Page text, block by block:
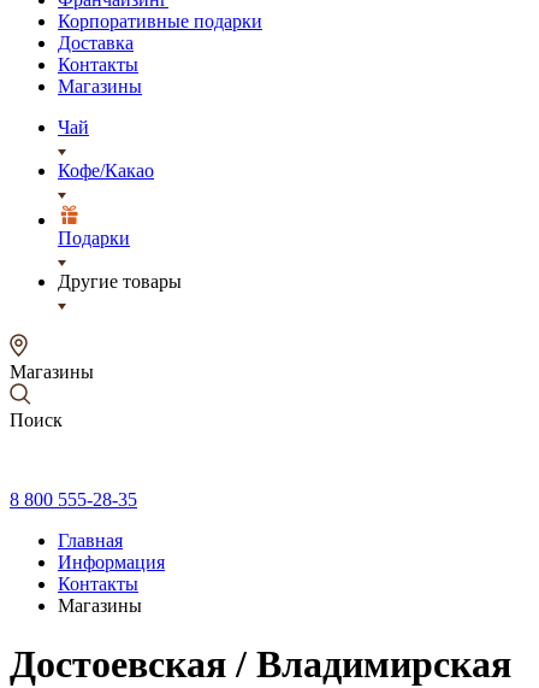
Корпоративные подарки
Доставка
Контакты
Магазины
Чай
Кофе/Какао
Подарки
Другие товары
Магазины
Поиск
8 800 555-28-35
Главная
Информация
Контакты
Магазины
Достоевская / Владимирская